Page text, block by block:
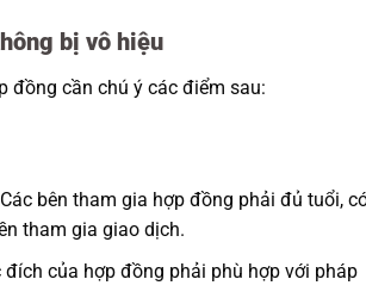
bị vô hiệu
đồng cần chú ý các điểm sau:
Các bên tham gia hợp đồng phải đủ tuổi,
tham gia giao dịch.
đích của hợp đồng phải phù hợp với pháp